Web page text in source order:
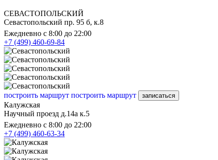
СЕВАСТОПОЛЬСКИЙ
Севастопольский пр. 95 б, к.8
Ежедневно с 8:00 до 22:00
+7 (499) 460-69-84
построить маршрут построить маршрут записаться
Калужская
Научный проезд д.14а к.5
Ежедневно с 8:00 до 22:00
+7 (499) 460-63-34